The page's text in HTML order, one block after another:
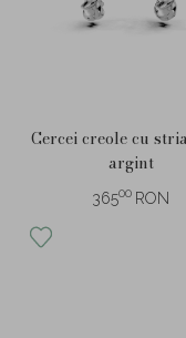
Cercei creole cu
argint
36500 RON